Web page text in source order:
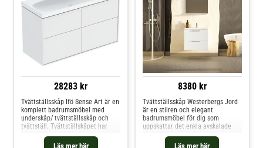
28283 kr
Läs mer här
Tvättställsskåp Ifö Sense Art är en
komplett badrumsmöbel med
underskåp/ tvättställsskåp och
tvättställ. Tvättställskåpet har
tillverkats i fukttåligt material och
har fyra mjukstängande lådor med
8380 kr
Läs mer här
Tvättställsskåp Westerbergs Jord
är en stilren och elegant
badrumsmöbel för dig som
uppskattar det enkla avskalade
men inte är rädd för det kaxiga.
De noga utvalda detaljerna